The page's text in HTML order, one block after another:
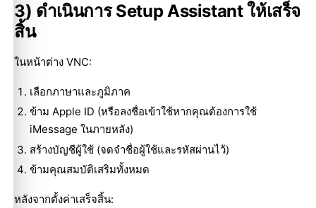
3) ดำเนินการ Setup Assistant ให้เสร็จ
สิ้น
ในหน้าต่าง VNC:
เลือกภาษาและภูมิภาค
ข้าม Apple ID (หรือลงชื่อเข้าใช้หากคุณต้องการใช้
iMessage ในภายหลัง)
สร้างบัญชีผู้ใช้ (จดจำชื่อผู้ใช้และรหัสผ่านไว้)
ข้ามคุณสมบัติเสริมทั้งหมด
หลังจากตั้งค่าเสร็จสิ้น: